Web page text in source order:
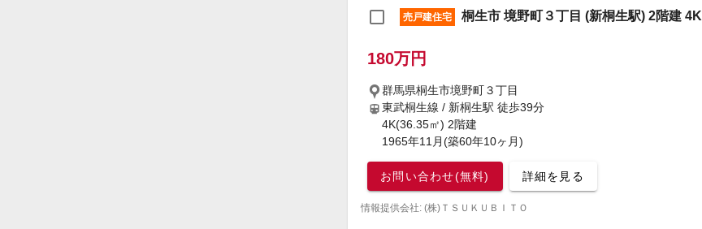
売戸建住宅 桐生市 境野町３丁目 (新桐生駅) 2階建 4K
180万円
群馬県桐生市境野町３丁目
東武桐生線 / 新桐生駅 徒歩39分
4K(36.35㎡) 2階建
1965年11月(築60年10ヶ月)
お問い合わせ(無料) 詳細を見る
情報提供会社: (株)ＴＳＵＫＵＢＩＴＯ